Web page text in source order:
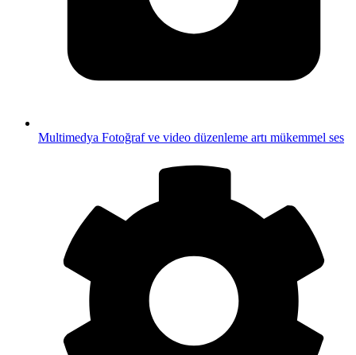
Multimedya Fotoğraf ve video düzenleme artı mükemmel ses